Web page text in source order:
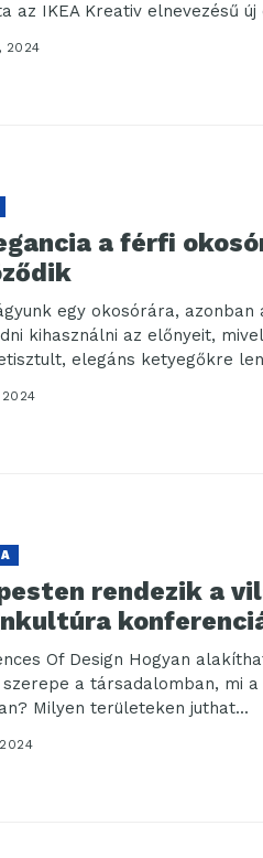
az IKEA Kreativ elnevezésű
2024
a férfi
egy okosórára,
kihasználni az előnyeit,
elegáns ketyegőkre
2024
rendezik a
Of Design Hogyan
szerepe a társadalomban, mi
Milyen területeken juthat...